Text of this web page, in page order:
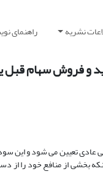
نشریه راهنمای
و فروش سهام قبل
تعیین می شود و این سود
بخشی از منافع خود را